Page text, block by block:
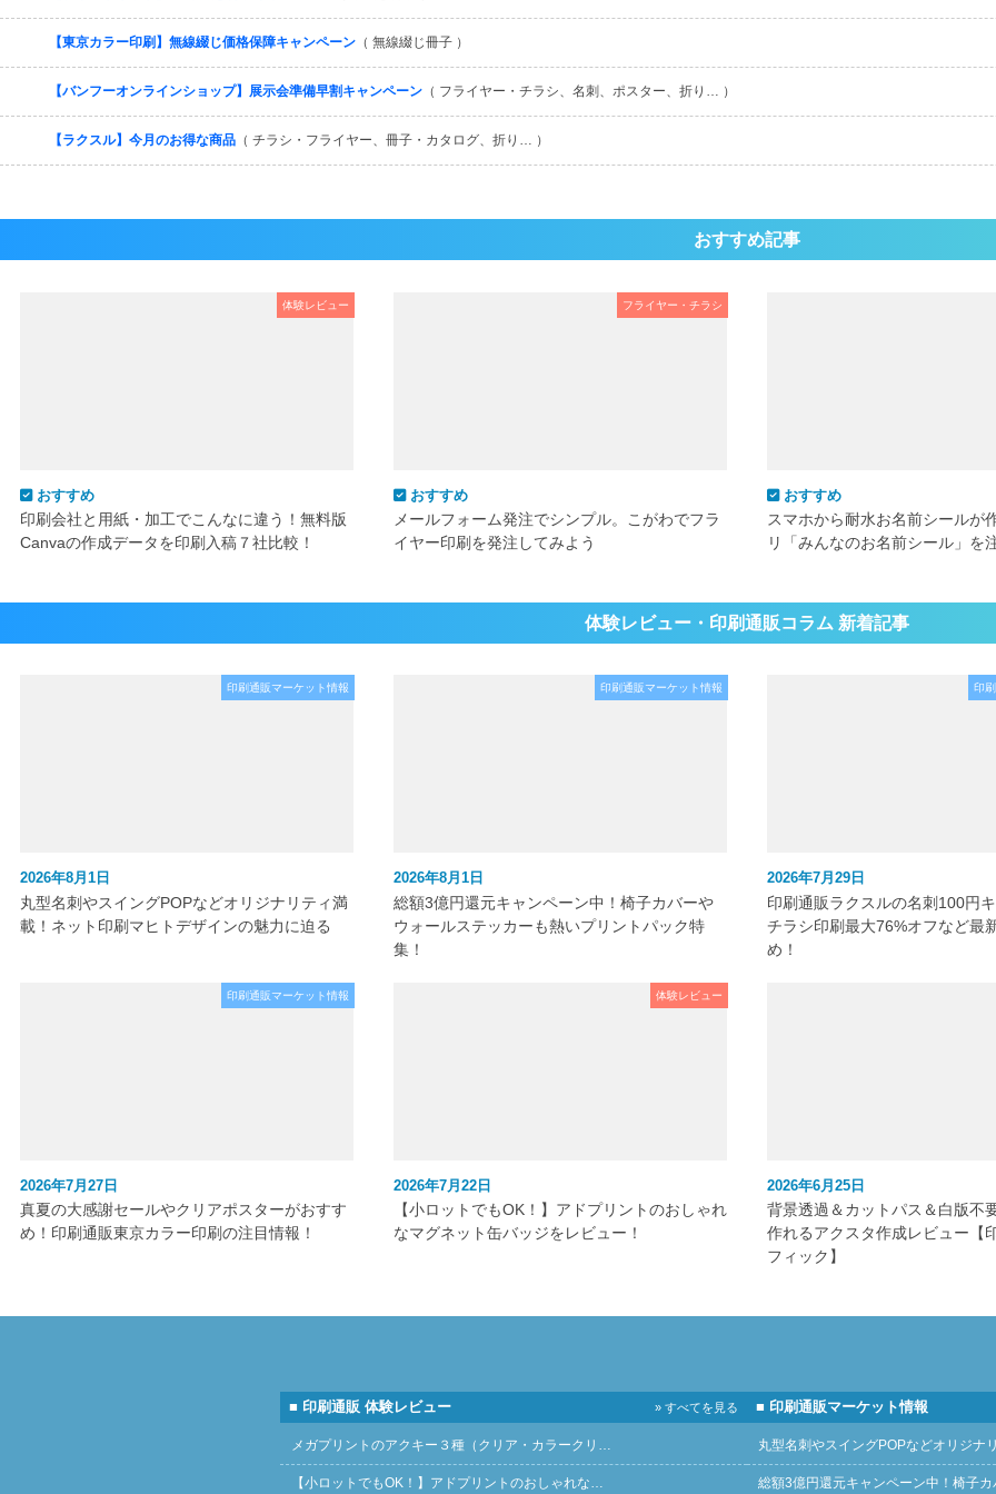
【東京カラー印刷】無線綴じ価格保障キャンペーン （ 無線綴じ冊子 ）
【バンフーオンラインショップ】展示会準備早割キャンペーン （ フライヤー・チラシ、名刺、ポスター、折り… ）
【ラクスル】今月のお得な商品 （ チラシ・フライヤー、冊子・カタログ、折り… ）
おすすめ記事
体験レビュー
おすすめ
印刷会社と用紙・加工でこんなに違う！無料版
Canvaの作成データを印刷入稿７社比較！
フライヤー・チラシ
おすすめ
メールフォーム発注でシンプル。こがわでフラ
イヤー印刷を発注してみよう
おすすめ
スマホから耐水お名前シールが
リ「みんなのお名前シール」を
体験レビュー・印刷通販コラム 新着記事
印刷通販マーケット情報
2026年8月1日
丸型名刺やスイングPOPなどオリジナリティ満
載！ネット印刷マヒトデザインの魅力に迫る
印刷通販マーケット情報
2026年8月1日
総額3億円還元キャンペーン中！椅子カバーや
ウォールステッカーも熱いプリントパック特
集！
印
2026年7月29日
印刷通販ラクスルの名刺100円
チラシ印刷最大76%オフなど最
め！
印刷通販マーケット情報
2026年7月27日
真夏の大感謝セールやクリアポスターがおすす
め！印刷通販東京カラー印刷の注目情報！
体験レビュー
2026年7月22日
【小ロットでもOK！】アドプリントのおしゃれ
なマグネット缶バッジをレビュー！
2026年6月25日
背景透過＆カットパス＆白版不
作れるアクスタ作成レビュー【
フィック】
■ 印刷通販 体験レビュー » すべてを見る
メガプリントのアクキー３種（クリア・カラークリ…
【小ロットでもOK！】アドプリントのおしゃれな…
■ 印刷通販マーケット情報
丸型名刺やスイングPOPなどオリジナ
総額3億円還元キャンペーン中！椅子